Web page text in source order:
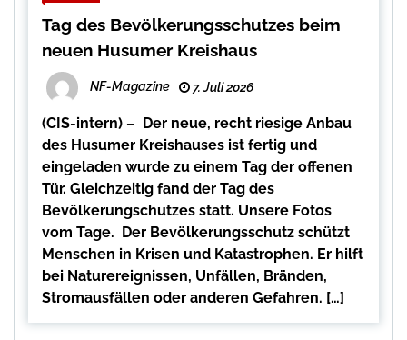
Tag des Bevölkerungsschutzes beim
neuen Husumer Kreishaus
NF-Magazine 7. Juli 2026
(CIS-intern) – Der neue, recht riesige Anbau
des Husumer Kreishauses ist fertig und
eingeladen wurde zu einem Tag der offenen
Tür. Gleichzeitig fand der Tag des
Bevölkerungschutzes statt. Unsere Fotos
vom Tage. Der Bevölkerungsschutz schützt
Menschen in Krisen und Katastrophen. Er hilft
bei Naturereignissen, Unfällen, Bränden,
Stromausfällen oder anderen Gefahren. […]